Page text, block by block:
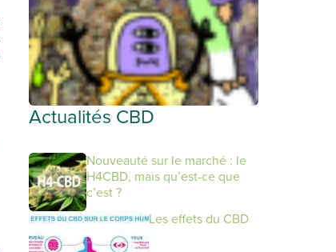
WeNeed x CBDOO
: les fleurs CBD les
plus primées
d'Europe bientôt
Actualités CBD
Nouveauté sur le marché : le
H4CBD, mais qu’est-ce que
c’est ?
Les effets du CBD